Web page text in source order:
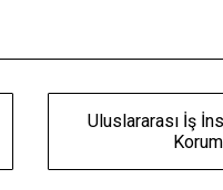
Uluslararası İş